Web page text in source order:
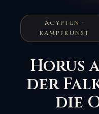
ÄGYPTEN ·
KAMPFKUNST
Horus
der
die